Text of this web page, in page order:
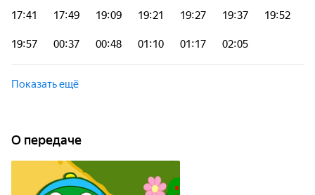
17:41 17:49 19:09 19:21 19:27 19:37 19:52
19:57 00:37 00:48 01:10 01:17 02:05
Показать ещё
О передаче